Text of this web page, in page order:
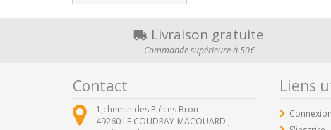
Livraison gratuite
Commande supérieure à 50€
Contact
1,chemin des Pièces Bron
49260 LE COUDRAY-MACOUARD ,
Liens
Connexion